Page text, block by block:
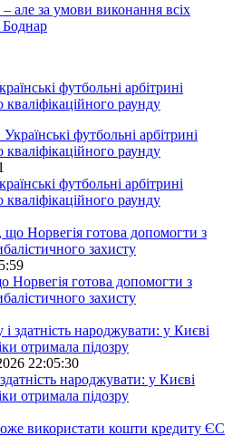
але за умови виконання всіх
футбольні арбітрині
раунду
футбольні арбітрині
раунду
Норвегія готова допомогти з
захисту
22:05:30
народжувати: у Києві
отримала підозру